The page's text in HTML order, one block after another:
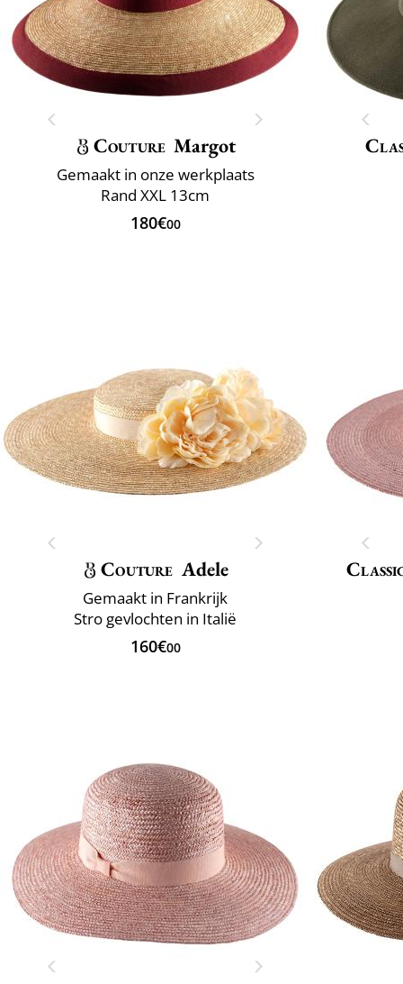
Couture Margot
Gemaakt in onze werkplaats
Rand XXL 13cm
180€00
Couture Adele
Gemaakt in Frankrijk
Stro gevlochten in Italië
160€00